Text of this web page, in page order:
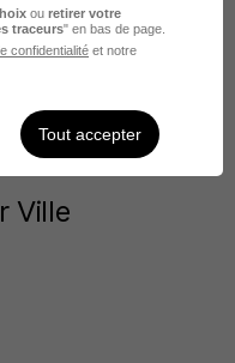
Ville
ou retirer votre
traceurs" en bas de page.
confidentialité et notre
Tout accepter